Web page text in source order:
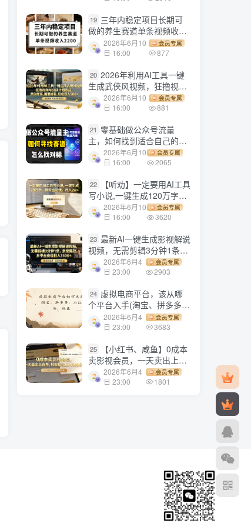
【副业项目4441期】最新长久稳定暴利项目，运费险全新玩法，日赚1000（包含详细教程，全程指导）
19 三年内稳定项目长期可
做的养生赛道单条视频收入
22002026年6月10
日 16:00
会员专属
877
20 2026年利用AI工具一键
生成武侠风视频，狂撸视频
号分成计划收益，原创度
高，画面好看，轻松日入
2026年6月10
日 16:00
会员专属
881
21 零基础做公众号流量
主，如何找到适合自己的赛
道
2026年6月10
日 16:00
会员专属
2065
22
【听劝】一定要用AI工具
写小说,一键生成120万字，
躺着也能赚，月入2w+
2026年6月10
日 16:00
会员专属
3620
23 最新AI一键生成影视解说
视频，无需剪辑3分钟1条，
条条爆款，多平台变现日入
1500+
2026年6月4
日 23:00
会员专属
2903
24 虚拟电商平台，该从哪
个平台入手(淘宝、拼多多、
小红书)全攻略日入1000！
2026年6月4
日 23:00
会员专属
3683
25
【小红书、咸鱼】0成本
卖影视会员，一天卖出上百
单，轻轻松松日入1000+
2026年6月4
日 23:00
会员专属
1801